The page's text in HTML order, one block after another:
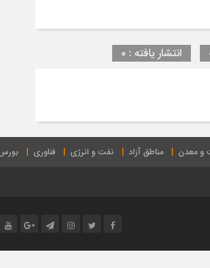
انتشار یافته : 0
و معدن مناطق آزاد نفت و انرژی فناوری